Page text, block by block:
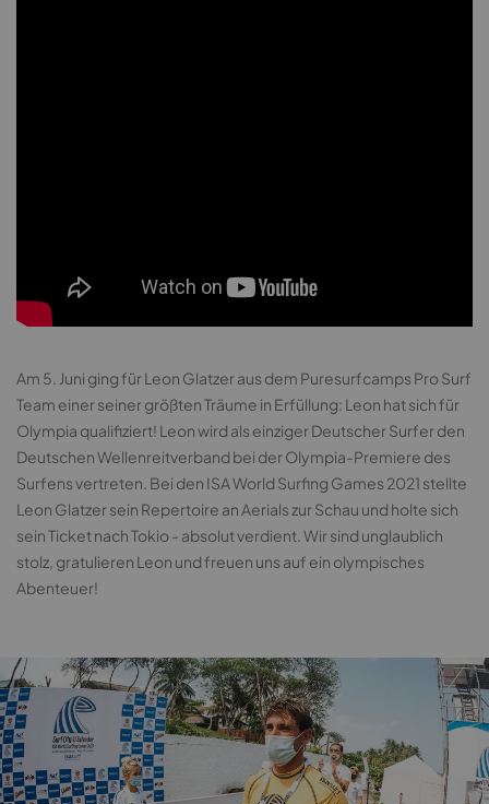
Am 5. Juni ging für Leon Glatzer aus dem Puresurfcamps Pro Surf
Team einer seiner größten Träume in Erfüllung: Leon hat sich für
Olympia qualifiziert! Leon wird als einziger Deutscher Surfer den
Deutschen Wellenreitverband bei der Olympia-Premiere des
Surfens vertreten. Bei den ISA World Surfing Games 2021 stellte
Leon Glatzer sein Repertoire an Aerials zur Schau und holte sich
sein Ticket nach Tokio - absolut verdient. Wir sind unglaublich
stolz, gratulieren Leon und freuen uns auf ein olympisches
Abenteuer!